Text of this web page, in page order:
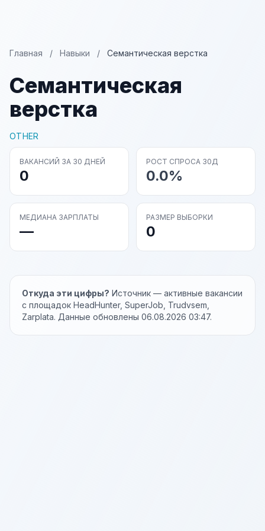
Главная / Навыки / Семантическая верстка
Семантическая
верстка
OTHER
ВАКАНСИЙ ЗА 30 ДНЕЙ
0
РОСТ СПРОСА 30Д
0.0%
МЕДИАНА ЗАРПЛАТЫ
—
РАЗМЕР ВЫБОРКИ
0
Откуда эти цифры? Источник — активные вакансии
с площадок HeadHunter, SuperJob, Trudvsem,
Zarplata. Данные обновлены 06.08.2026 03:47.